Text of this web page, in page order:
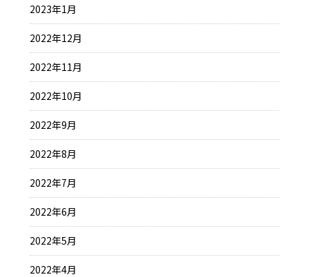
2023年1月
2022年12月
2022年11月
2022年10月
2022年9月
2022年8月
2022年7月
2022年6月
2022年5月
2022年4月